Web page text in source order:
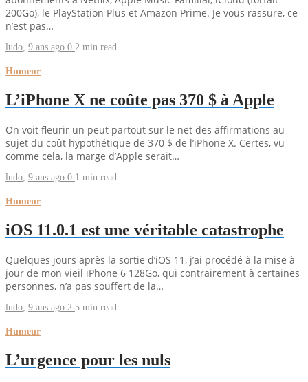
200Go), le PlayStation Plus et Amazon Prime. Je vous rassure, ce
n’est pas…
ludo, 9 ans ago 0 2 min read
Humeur
L’iPhone X ne coûte pas 370 $ à Apple
On voit fleurir un peut partout sur le net des affirmations au
sujet du coût hypothétique de 370 $ de l’iPhone X. Certes, vu
comme cela, la marge d’Apple serait…
ludo, 9 ans ago 0 1 min read
Humeur
iOS 11.0.1 est une véritable catastrophe
Quelques jours après la sortie d’iOS 11, j’ai procédé à la mise à
jour de mon vieil iPhone 6 128Go, qui contrairement à certaines
personnes, n’a pas souffert de la…
ludo 9 ans ago 2 5 min read
Humeur
L’urgence pour les nuls